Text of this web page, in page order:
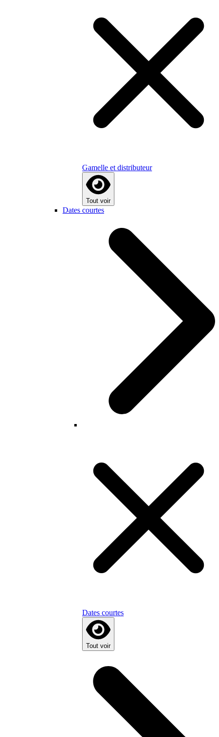
Gamelle et distributeur
Tout voir
Dates courtes
Dates courtes
Tout voir